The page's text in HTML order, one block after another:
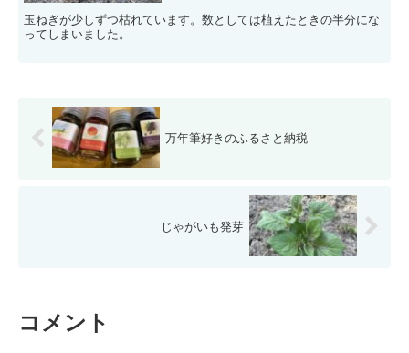
玉ねぎが少しずつ枯れています。数としては植えたときの半分にな
ってしまいました。
万年筆好きのふるさと納税
じゃがいも発芽
コメント